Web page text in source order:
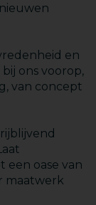
en
ons voorop,
van concept
oase van
maatwerk